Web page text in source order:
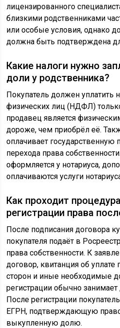
лицензированного
близкими родственниками
или особые условия, однако
должна быть подтверждена
Какие налоги нужно
доли у родственника?
Покупатель должен уплатить
физических лиц (НДФЛ)
продавец является
дороже, чем приобрёл её.
оплачивает
перехода права
оформляется у нотариуса,
оплачиваются услуги
Как проходит
регистрации права
После подписания договора
покупателя подаёт в
права собственности. К
договор, квитанция об
сторон и иные необходимые
регистрации обычно
После регистрации
ЕГРН, подтверждающую право
выкупленную долю.